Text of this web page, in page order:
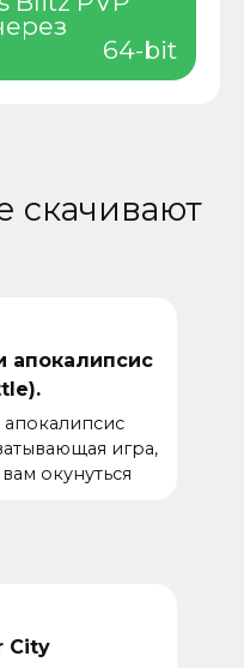
64-bit
скачивают
апокалипсис
игра,
окунуться
City